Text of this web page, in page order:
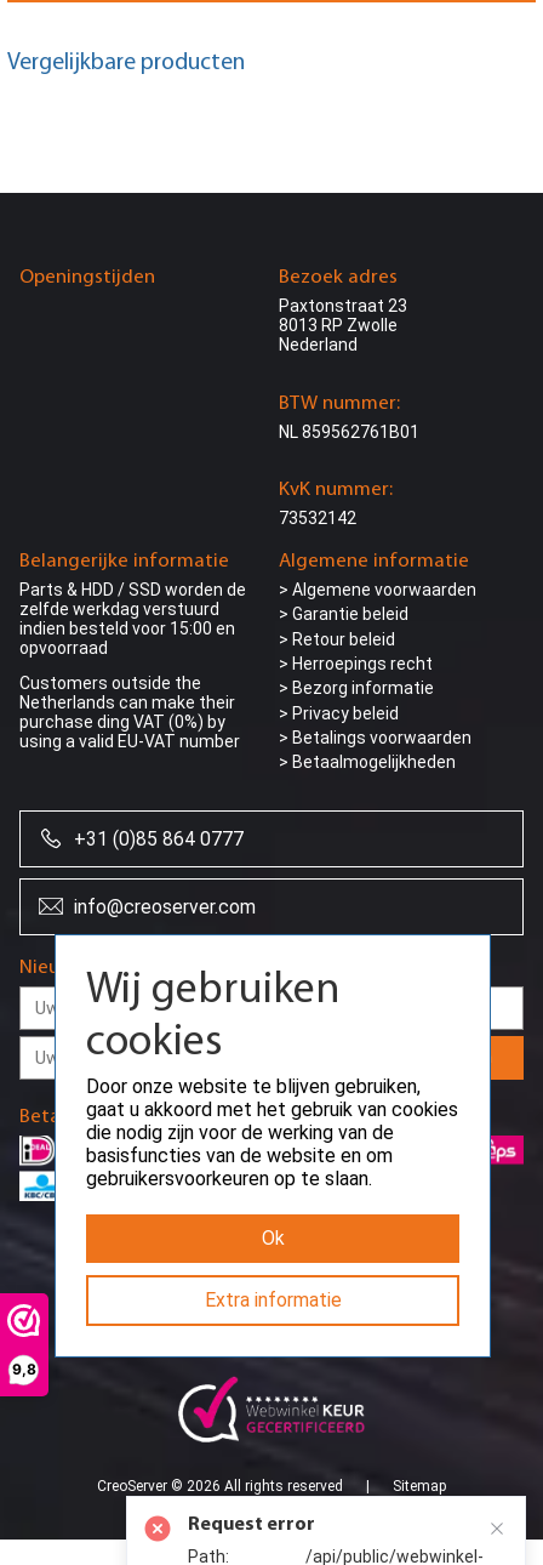
Vergelijkbare producten
Openingstijden
Belangerijke informatie
Parts & HDD / SSD worden de
zelfde werkdag verstuurd
indien besteld voor 15:00 en
opvoorraad
Customers outside the
Netherlands can make their
purchase ding VAT (0%) by
using a valid EU-VAT number
Algemene informatie
> Algemene voorwaarden
> Garantie beleid
> Retour beleid
> Herroepings recht
> Bezorg informatie
> Privacy beleid
> Betalings voorwaarden
> Betaalmogelijkheden
Bezoek adres
Paxtonstraat 23
8013 RP Zwolle
Nederland
BTW nummer:
NL 859562761B01
KvK nummer:
73532142
+31 (0)85 864 0777
info@creoserver.com
Nieuwsbrief
CreoServer © 2026 All rights reserved Sitemap
Betaalmethodes
Wij gebruiken
cookies
gaat u akkoord met het gebruik van cookies
die nodig zijn voor de werking van de
basisfuncties van de website en om
gebruikersvoorkeuren op te slaan.
Ok
Extra informatie
Request error
Path: /api/public/webwinkel-